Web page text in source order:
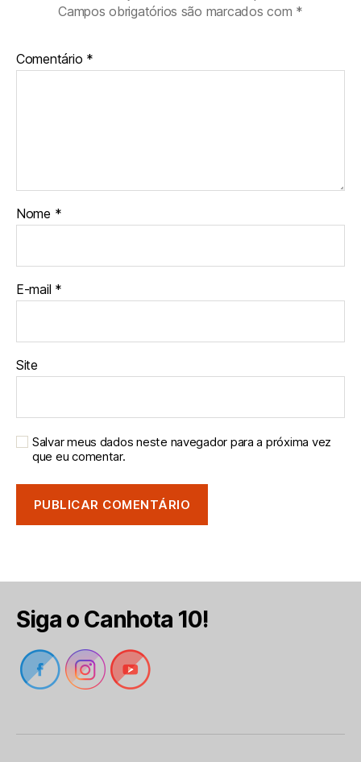
Campos obrigatórios são marcados com *
Comentário *
Nome *
E-mail *
Site
Salvar meus dados neste navegador para a próxima vez
que eu comentar.
Siga o Canhota 10!